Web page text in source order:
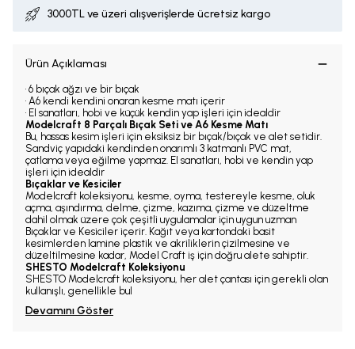
3000TL ve üzeri alışverişlerde ücretsiz kargo
Ürün Açıklaması
• 6 bıçak ağzı ve bir bıçak
• A6 kendi kendini onaran kesme matı içerir
• El sanatları, hobi ve küçük kendin yap işleri için idealdir
Modelcraft 8 Parçalı Bıçak Seti ve A6 Kesme Matı
Bu, hassas kesim işleri için eksiksiz bir bıçak/bıçak ve alet setidir.
Sandviç yapıdaki kendinden onarımlı 3 katmanlı PVC mat,
çatlama veya eğilme yapmaz. El sanatları, hobi ve kendin yap
işleri için idealdir
Bıçaklar ve Kesiciler
Modelcraft koleksiyonu, kesme, oyma, testereyle kesme, oluk
açma, aşındırma, delme, çizme, kazıma, çizme ve düzeltme
dahil olmak üzere çok çeşitli uygulamalar için uygun uzman
Bıçaklar ve Kesiciler içerir. Kağıt veya kartondaki basit
kesimlerden lamine plastik ve akriliklerin çizilmesine ve
düzeltilmesine kadar, Model Craft iş için doğru alete sahiptir.
SHESTO Modelcraft Koleksiyonu
SHESTO Modelcraft koleksiyonu, her alet çantası için gerekli olan
kullanışlı, genellikle bul
Devamını Göster